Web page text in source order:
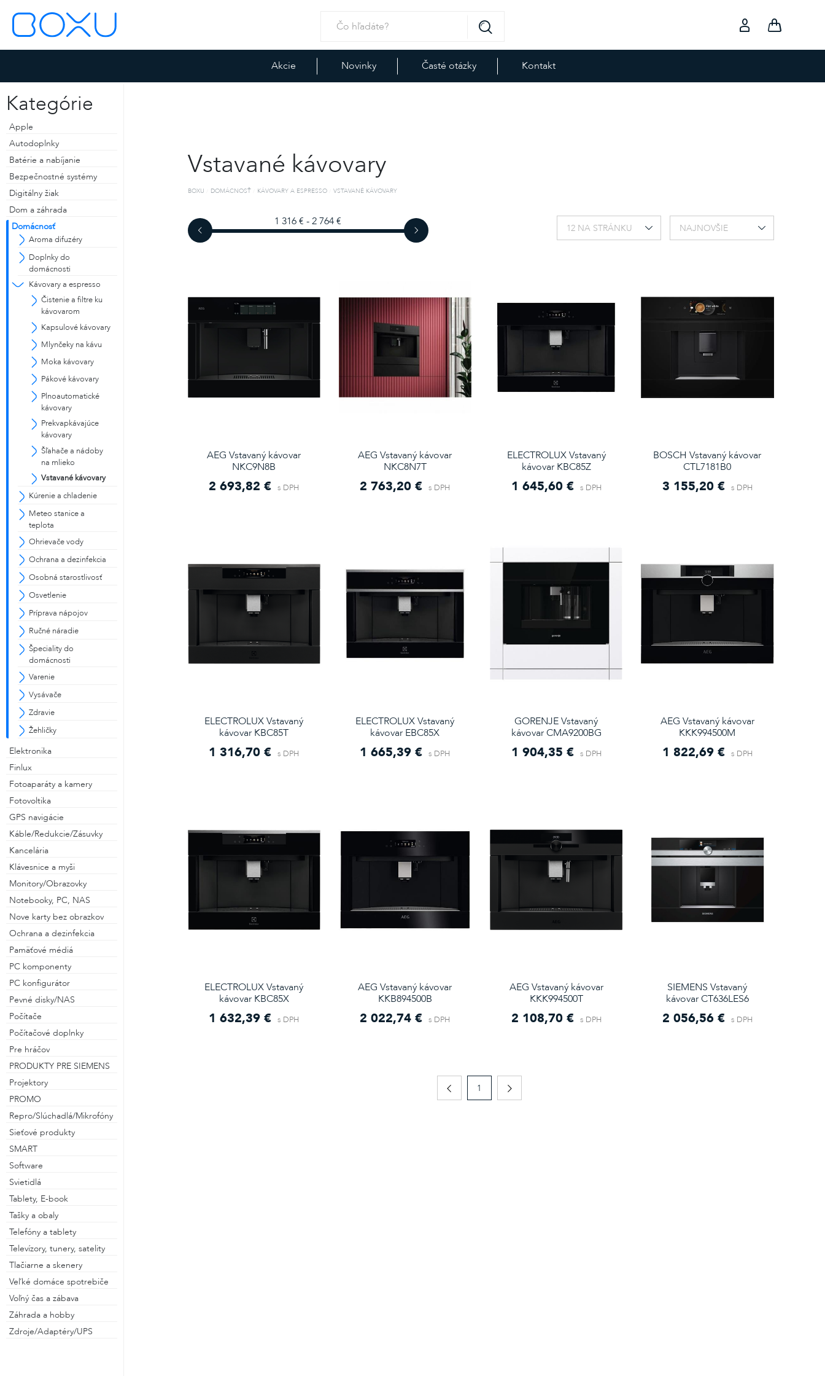
Akcie Novinky Časté otázky Kontakt
Kategórie
Apple
Autodoplnky
Batérie a nabíjanie
Bezpečnostné systémy
Digitálny žiak
Dom a záhrada
Domácnosť
Aroma difuzéry
Doplnky do
domácnosti
Kávovary a espresso
Čistenie a filtre ku
kávovarom
Kapsulové kávovary
Mlynčeky na kávu
Moka kávovary
Pákové kávovary
Plnoautomatické
kávovary
Prekvapkávajúce
kávovary
Šľahače a nádoby
na mlieko
Vstavané kávovary
Kúrenie a chladenie
Meteo stanice a
teplota
Ohrievače vody
Ochrana a dezinfekcia
Osobná starostlivosť
Osvetlenie
Príprava nápojov
Ručné náradie
Špeciality do
domácnosti
Varenie
Vysávače
Zdravie
Žehličky
Elektronika
Finlux
Fotoaparáty a kamery
Fotovoltika
GPS navigácie
Káble/Redukcie/Zásuvky
Kancelária
Klávesnice a myši
Monitory/Obrazovky
Notebooky, PC, NAS
Nove karty bez obrazkov
Ochrana a dezinfekcia
Pamäťové médiá
PC komponenty
PC konfigurátor
Pevné disky/NAS
Počítače
Počítačové doplnky
Pre hráčov
PRODUKTY PRE SIEMENS
Projektory
PROMO
Repro/Slúchadlá/Mikrofóny
Sieťové produkty
SMART
Software
Svietidlá
Tablety, E-book
Tašky a obaly
Telefóny a tablety
Televízory, tunery, satelity
Tlačiarne a skenery
Veľké domáce spotrebiče
Voľný čas a zábava
Záhrada a hobby
Zdroje/Adaptéry/UPS
Vstavané kávovary
BOXU DOMÁCNOSŤ KÁVOVARY A ESPRESSO VSTAVANÉ KÁVOVARY
1 316 € - 2 764 €
12 NA STRÁNKU NAJNOVŠIE
AEG Vstavaný kávovar
NKC9N8B
2 693,82 € s DPH
AEG Vstavaný kávovar
NKC8N7T
2 763,20 € s DPH
ELECTROLUX Vstavaný
kávovar KBC85Z
1 645,60 € s DPH
BOSCH Vstavaný kávovar
CTL7181B0
3 155,20 € s DPH
ELECTROLUX Vstavaný
kávovar KBC85T
1 316,70 € s DPH
ELECTROLUX Vstavaný
kávovar EBC85X
1 665,39 € s DPH
GORENJE Vstavaný
kávovar CMA9200BG
1 904,35 € s DPH
AEG Vstavaný kávovar
KKK994500M
1 822,69 € s DPH
ELECTROLUX Vstavaný
kávovar KBC85X
1 632,39 € s DPH
AEG Vstavaný kávovar
KKB894500B
2 022,74 € s DPH
AEG Vstavaný kávovar
KKK994500T
2 108,70 € s DPH
SIEMENS Vstavaný
kávovar CT636LES6
2 056,56 € s DPH
1
Prihlásiť cez Gmail